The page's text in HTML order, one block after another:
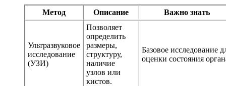
Метод Описание Важно знать
Ультразвуковое
исследование
(УЗИ)
Позволяет
определить
размеры,
структуру,
наличие
узлов или
кистов.
Базовое исследование
оценки состояния